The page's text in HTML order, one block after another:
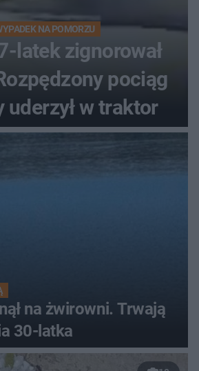
NA POMORZU
latek zignorował
pociąg
uderzył w traktor
na żwirowni. Trwają
30-latka